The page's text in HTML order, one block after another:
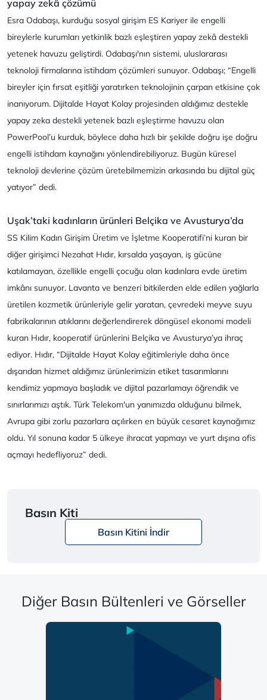
yapay zekâ çözümü
Esra Odabaşı, kurduğu sosyal girişim ES Kariyer ile engelli
bireylerle kurumları yetkinlik bazlı eşleştiren yapay zekâ destekli
yetenek havuzu geliştirdi. Odabaşı'nın sistemi, uluslararası
teknoloji firmalarına istihdam çözümleri sunuyor. Odabaşı; “Engelli
bireyler için fırsat eşitliği yaratırken teknolojinin çarpan etkisine çok
inanıyorum. Dijitalde Hayat Kolay projesinden aldığımız destekle
yapay zeka destekli yetenek bazlı eşleştirme havuzu olan
PowerPool’u kurduk, böylece daha hızlı bir şekilde doğru işe doğru
engelli istihdam kaynağını yönlendirebiliyoruz. Bugün küresel
teknoloji devlerine çözüm üretebilmemizin arkasında bu dijital güç
yatıyor” dedi.
Uşak’taki kadınların ürünleri Belçika ve Avusturya’da
SS Kilim Kadın Girişim Üretim ve İşletme Kooperatifi’ni kuran bir
diğer girişimci Nezahat Hıdır, kırsalda yaşayan, iş gücüne
katılamayan, özellikle engelli çocuğu olan kadınlara evde üretim
imkânı sunuyor. Lavanta ve benzeri bitkilerden elde edilen yağlarla
üretilen kozmetik ürünleriyle gelir yaratan, çevredeki meyve suyu
fabrikalarının atıklarını değerlendirerek döngüsel ekonomi modeli
kuran Hıdır, kooperatif ürünlerini Belçika ve Avusturya’ya ihraç
ediyor. Hıdır, “Dijitalde Hayat Kolay eğitimleriyle daha önce
dışarıdan hizmet aldığımız ürünlerimizin etiket tasarımlarını
kendimiz yapmaya başladık ve dijital pazarlamayı öğrendik ve
sınırlarımızı aştık. Türk Telekom'un yanımızda olduğunu bilmek,
Avrupa gibi zorlu pazarlara açılırken en büyük cesaret kaynağımız
oldu. Yıl sonuna kadar 5 ülkeye ihracat yapmayı ve yurt dışına ofis
açmayı hedefliyoruz” dedi.
Basın Kiti
Basın Kitini İndir
Diğer Basın Bültenleri ve Görseller